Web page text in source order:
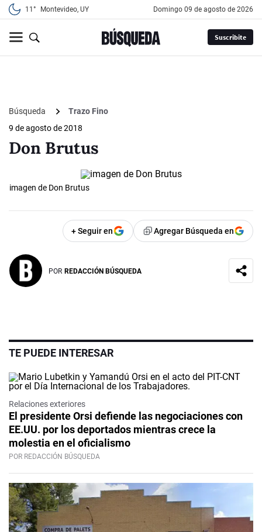
11° Montevideo, UY domingo 09 de agosto de 2026
Suscribite
Búsqueda
Trazo Fino
9 de agosto de 2018
Don Brutus
imagen de Don Brutus
+ Seguir en Agregar Búsqueda en
POR REDACCIÓN BÚSQUEDA
TE PUEDE INTERESAR
Relaciones exteriores
El presidente Orsi defiende las negociaciones con
EE.UU. por los deportados mientras crece la
molestia en el oficialismo
POR REDACCIÓN BÚSQUEDA